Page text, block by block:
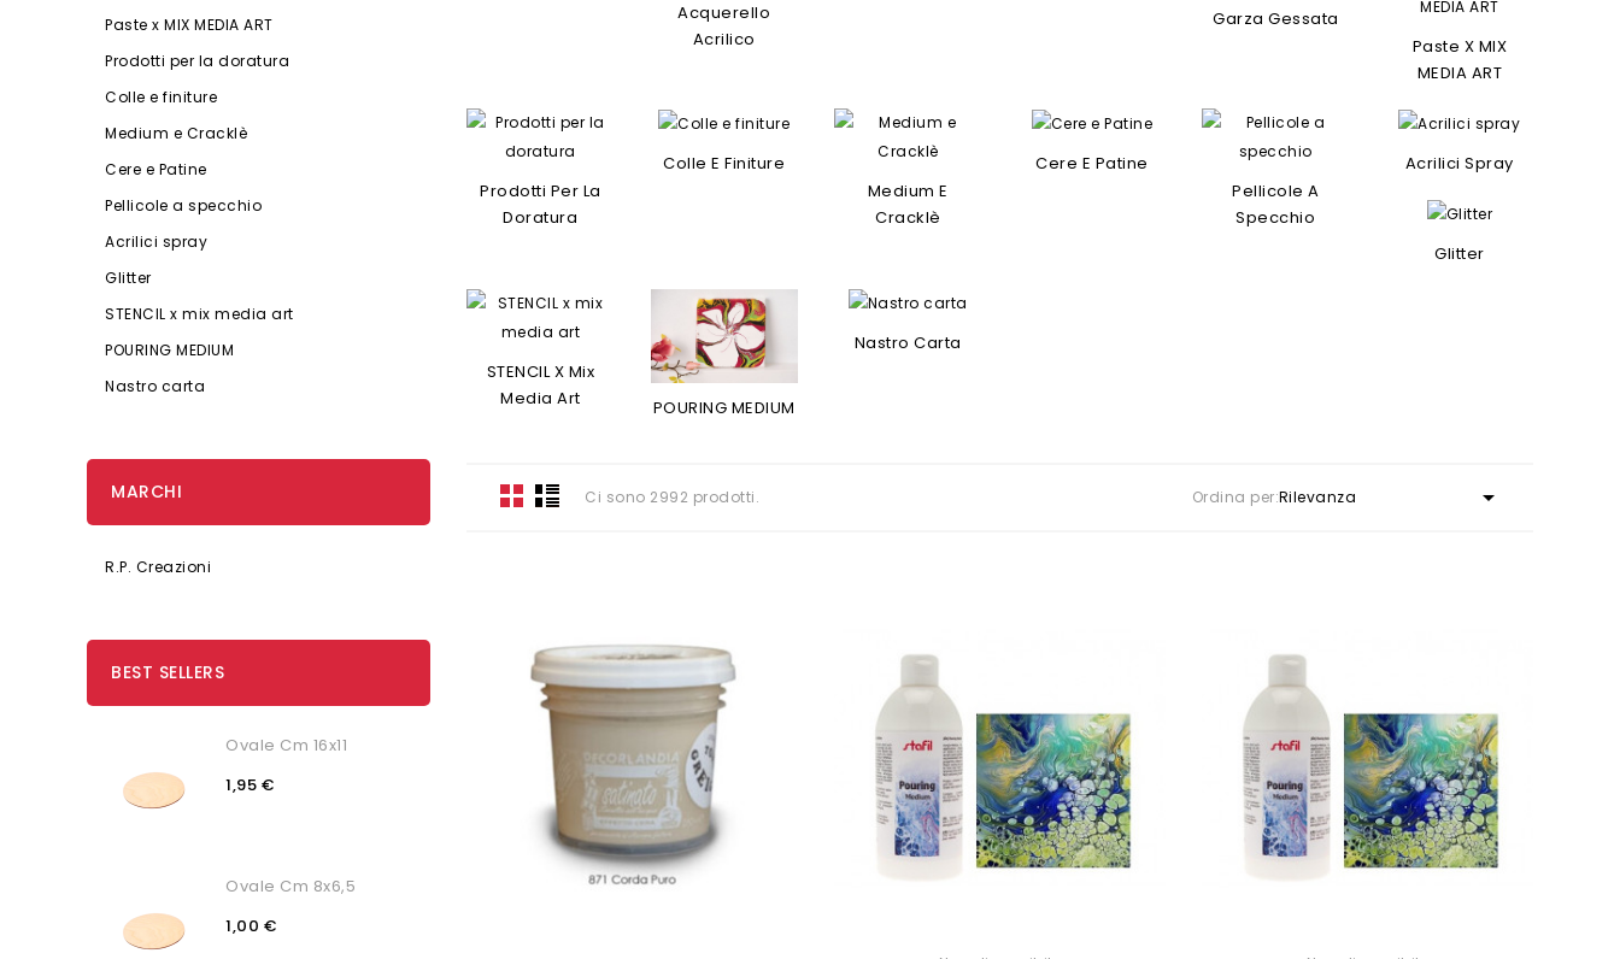
Paste x MIX MEDIA ART
Prodotti per la doratura
Colle e finiture
Medium e Cracklè
Cere e Patine
Pellicole a specchio
Acrilici spray
Glitter
STENCIL x mix media art
POURING MEDIUM
Nastro carta
MARCHI
R.P. Creazioni
BEST SELLERS
Ovale Cm 16x11
1,95 €
Ovale Cm 8x6,5
1,00 €
Acquerello
Acrilico
Garza Gessata
Paste X MIX
MEDIA ART
Prodotti Per La
Doratura
Colle E Finiture
Medium E
Cracklè
Cere E Patine
Pellicole A
Specchio
Acrilici Spray
Glitter
STENCIL X Mix
Media Art
POURING MEDIUM
Nastro Carta
Ci sono 2992 prodotti. Ordina per:Rilevanza 